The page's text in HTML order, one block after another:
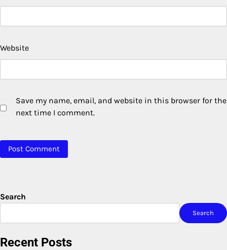
Website
Save my name, email, and website in this browser for the
next time I comment.
Search
Search
Recent Posts